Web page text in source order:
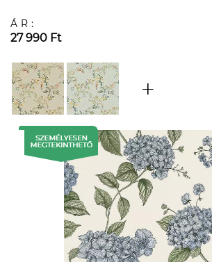
ÁR:
27 990 Ft